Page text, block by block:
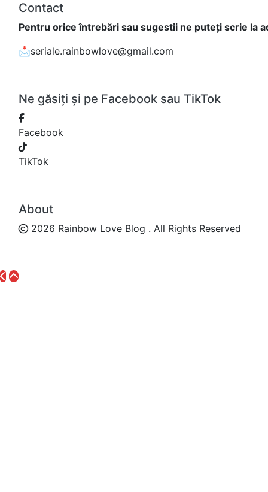
Contact
Pentru orice întrebări sau sugestii ne puteți scrie la
📩seriale.rainbowlove@gmail.com
Ne găsiți și pe Facebook sau TikTok
Facebook
TikTok
About
2026 Rainbow Love Blog . All Rights Reserved